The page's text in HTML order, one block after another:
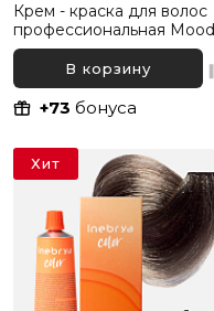
Крем - краска для волос
профессиональная Mood
7/00 Русый Интенсивный
натуральный, 100 мл
В корзину
+73 бонуса
Хит